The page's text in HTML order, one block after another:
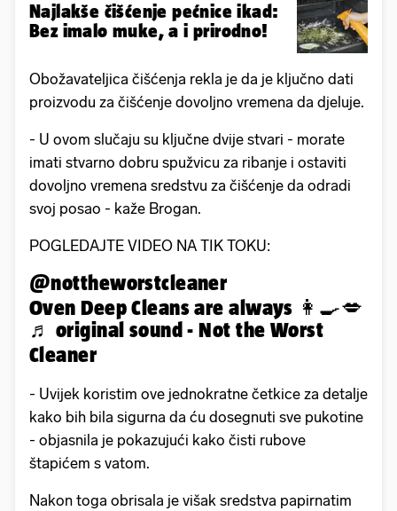
Najlakše čišćenje pećnice ikad:
Bez imalo muke, a i prirodno!
Obožavateljica čišćenja rekla je da je ključno dati
proizvodu za čišćenje dovoljno vremena da djeluje.
- U ovom slučaju su ključne dvije stvari - morate
imati stvarno dobru spužvicu za ribanje i ostaviti
dovoljno vremena sredstvu za čišćenje da odradi
svoj posao - kaže Brogan.
POGLEDAJTE VIDEO NA TIK TOKU:
@nottheworstcleaner
Oven Deep Cleans are always 👩‍🍳💋
♬ original sound - Not the Worst
Cleaner
- Uvijek koristim ove jednokratne četkice za detalje
kako bih bila sigurna da ću dosegnuti sve pukotine
- objasnila je pokazujući kako čisti rubove
štapićem s vatom.
Nakon toga obrisala je višak sredstva papirnatim